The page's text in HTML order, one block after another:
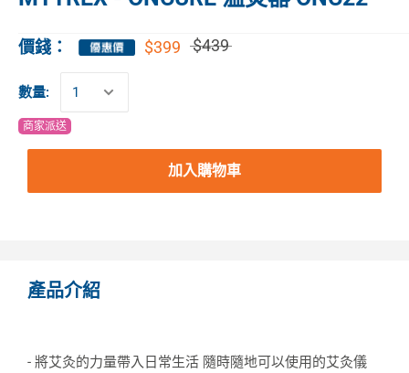
價錢： $399 $439
數量:
商家派送
加入購物車
產品介紹
- 將艾灸的力量帶入日常生活 隨時隨地可以使用的艾灸儀